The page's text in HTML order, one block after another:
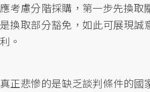
應考慮分階採購，第一步先換取
是換取部分豁免，如此可展現誠
利。
真正悲慘的是缺乏談判條件的國